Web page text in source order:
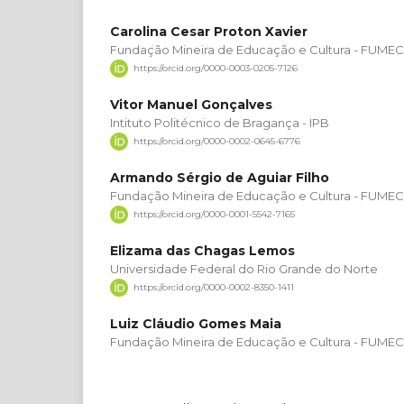
Carolina Cesar Proton Xavier
Fundação Mineira de Educação e Cultura - FUMEC
https://orcid.org/0000-0003-0205-7126
Vitor Manuel Gonçalves
Intituto Politécnico de Bragança - IPB
https://orcid.org/0000-0002-0645-6776
Armando Sérgio de Aguiar Filho
Fundação Mineira de Educação e Cultura - FUMEC
https://orcid.org/0000-0001-5542-7165
Elizama das Chagas Lemos
Universidade Federal do Rio Grande do Norte
https://orcid.org/0000-0002-8350-1411
Luiz Cláudio Gomes Maia
Fundação Mineira de Educação e Cultura - FUMEC